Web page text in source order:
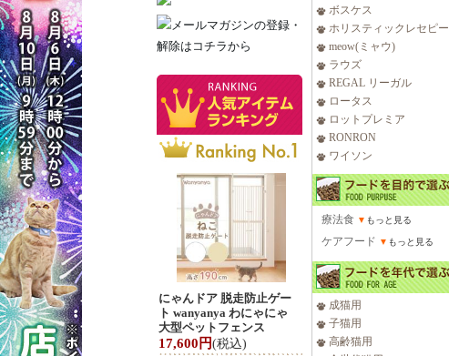
にゃんドア 脱走防止ゲー
ト wanyanya わにゃにゃ
大型ペットフェンス
17,600円(税込)
ボスケス
ホリスティックレセピー
meow(ミャウ)
ラウズ
REGAL リーガル
ロータス
ロットプレミア
RONRON
ワイソン
療法食 ▼ もっと見る
ケアフード ▼ もっと見る
成猫用
子猫用
高齢猫用